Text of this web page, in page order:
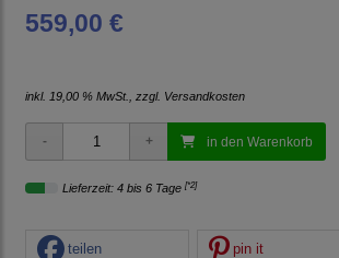
559,00 €
inkl. 19,00 % MwSt., zzgl. Versandkosten
in den Warenkorb
Lieferzeit: 4 bis 6 Tage [*2]
teilen pin it